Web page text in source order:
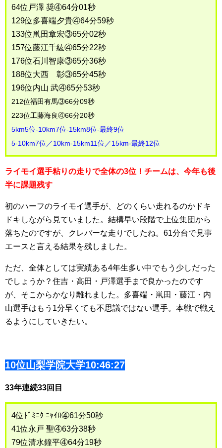
64位戸澤 奨④64分01秒
129位多喜端夕貴④64分59秒
133位鼡田章宏③65分02秒
157位藤江千紘④65分22秒
176位石川智康③65分36秒
188位大西 彰③65分45秒
196位内山 武④65分53秒
212位福田有馬③66分09秒
223位工藤海良④66分20秒
5km5位-10km7位-15km8位-最終9位
5-10km7位／10km-15km11位／15km-最終12位
ライモイ選手粘りの走りで全体の3位！チームは、今年も後
半に課題残す
初のハーフのライモイ選手が、どのくらい走れるのかドキ
ドキしながら見ていました。結構早い段階で上位集団から
落ちたのですが、クレバーな走りでしたね。61分台で見事
エースと言える結果を残しました。
ただ、全体としては実績ある4年生多い中でもう少しだった
でしょうか？住吉・高田・戸澤選手まで良かったのです
が、そこからかなり離れました。多喜端・鼡田・藤江・内
山選手はもう1分早くても不思議ではない選手。本戦で戦え
るようにしていきたい。
10位山梨学院大学10:46:27
33年連続33回目
4位ﾄﾞﾐﾆｸ ﾆｬｲﾛ④61分50秒
41位永戸 聖④63分38秒
79位清水鐘平④64分19秒